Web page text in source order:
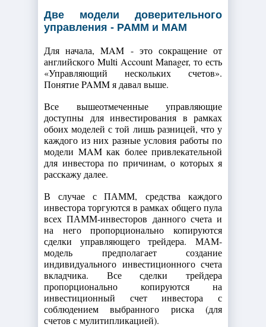
Две модели доверительного
управления - PAMM и MAM
Для начала, MAM - это сокращение от
английского Multi Account Manager, то есть
«Управляющий нескольких счетов».
Понятие PAMM я давал выше.
Все вышеотмеченные управляющие
доступны для инвестирования в рамках
обоих моделей с той лишь разницей, что у
каждого из них разные условия работы по
модели MAM как более привлекательной
для инвестора по причинам, о которых я
расскажу далее.
В случае с ПАММ, средства каждого
инвестора торгуются в рамках общего пула
всех ПАММ-инвесторов данного счета и
на него пропорционально копируются
сделки управляющего трейдера. МАМ-
модель предполагает создание
индивидуального инвестиционного счета
вкладчика. Все сделки трейдера
пропорционально копируются на
инвестиционный счет инвестора с
соблюдением выбранного риска (для
счетов с мулитипликацией).